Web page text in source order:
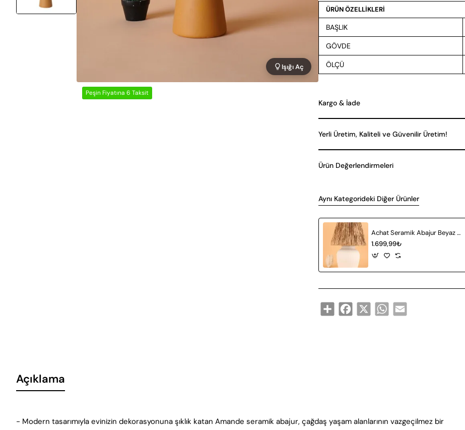
Peşin Fiyatına 6 Taksit
Işığı Aç
ÜRÜN ÖZELLİKLERİ
BAŞLIK
GÖVDE
ÖLÇÜ
Kargo & İade
Yerli Üretim, Kaliteli ve Güvenilir Üretim!
Ürün Değerlendirmeleri
Aynı Kategorideki Diğer Ürünler
Achat Seramik Abajur Beyaz Hasır
1.699,99₺
Share Facebook
X WhatsApp
Email
Açıklama
- Modern tasarımıyla evinizin dekorasyonuna şıklık katan Amande seramik abajur, çağdaş yaşam alanlarının vazgeçilmez bir